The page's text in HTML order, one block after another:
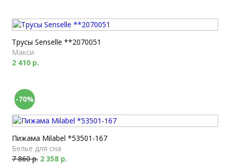
Трусы Senselle **2070051
Макси
2 410 р.
-70%
Пижама Milabel *53501-167
Белье для сна
7 860 р. 2 358 р.